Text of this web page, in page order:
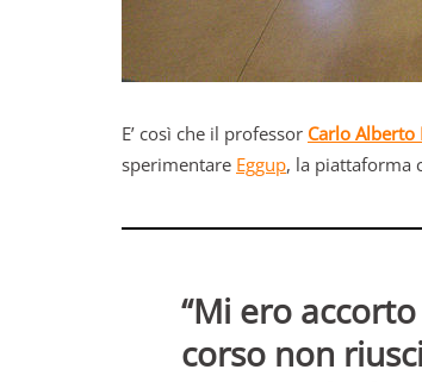
E’ così che il professor Carlo Alberto
sperimentare Eggup, la piattaforma
“Mi ero
corso non